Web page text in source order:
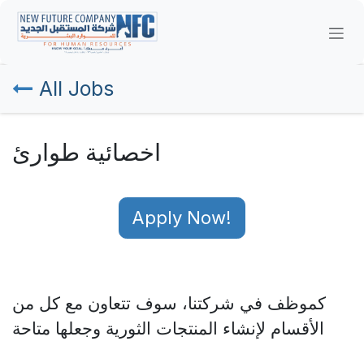
Skip to Content
All Jobs
اخصائية طوارئ
Apply Now!
كموظف في شركتنا، سوف تتعاون مع كل من
الأقسام لإنشاء المنتجات الثورية وجعلها متاحة